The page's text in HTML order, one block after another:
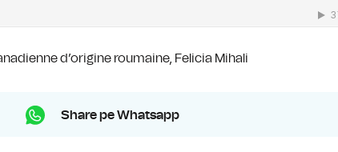
d’origine roumaine, Felicia Mihali
Share pe Whatsapp